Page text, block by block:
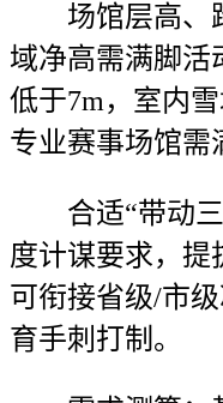
场馆层高、
域净高需满脚活
低于7m，室内
专业赛事场馆需
合适“带动三
度计谋要求，提
可衔接省级/市
育手刺打制。